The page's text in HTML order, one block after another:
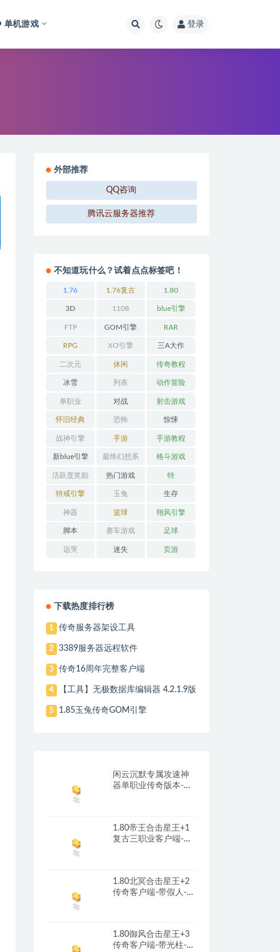
单机游戏 登录
外部推荐
QQ咨询
腾讯云服务器推荐
不知道玩什么？试着点点标签吧！
1.76 1.76复古 1.80
3D 1108 blue引擎
FTP GOM引擎 RAR
RPG XO引擎 三A大作
二次元 休闲 传奇教程
冰雪 列表 动作冒险
单职业 对战 射击游戏
怀旧经典 恐怖 惊悚
战神引擎 手游 手游教程
新blue引擎 最终幻想系
列
格斗游戏
活跃度奖励 热门游戏 特
特戒引擎 玉兔 生存
神器 篮球 翎风引擎
脚本 赛车游戏 足球
远哭 迷失 页游
下载热度排行榜
1 传奇服务器架设工具
2 3389服务器远程软件
3 传奇16周年完整客户端
4 【工具】无极数据库编辑器 4.2.1.9版
5 1.85玉兔传奇GOM引擎
闲云沉默专属攻速神
器单职业传奇版本-带
1.80帝王合击星王+1
复古三职业客户端-带
1.80北冥合击星王+2
传奇客户端-带假人-光
1.80御风合击星王+3
传奇客户端-带光柱-沙